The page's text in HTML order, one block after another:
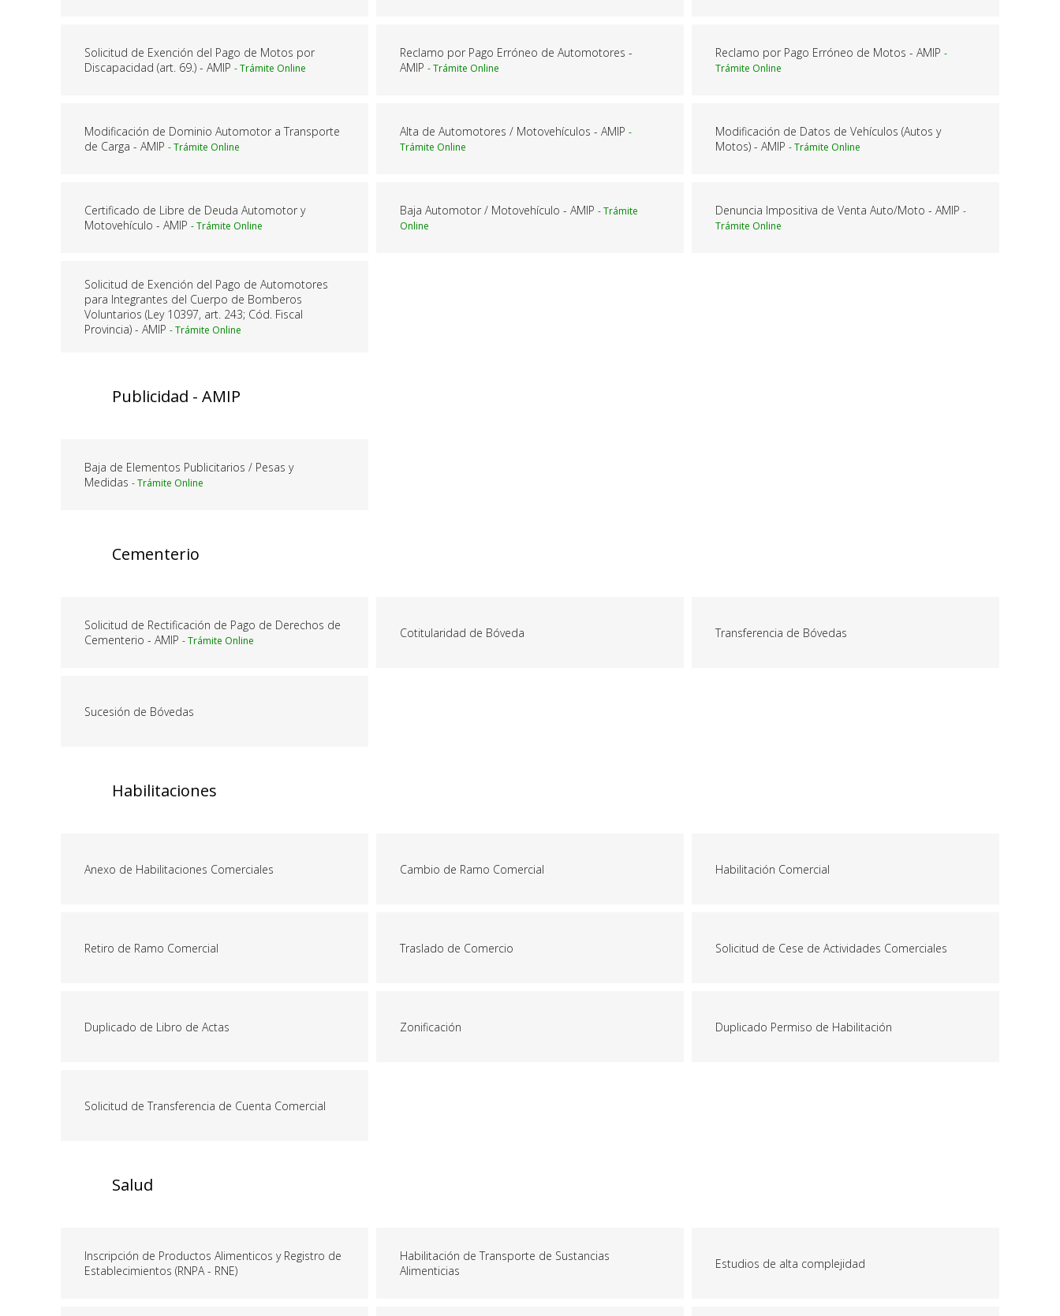
Solicitud de Exención del Pago de Motos por
Discapacidad (art. 69.) - AMIP
Reclamo por Pago Erróneo de Automotores -
AMIP
Reclamo por Pago Erróneo de Motos - AMIP
Modificación de Dominio Automotor a Transporte
de Carga - AMIP
Alta de Automotores / Motovehículos - AMIP
Modificación de Datos de Vehículos (Autos y
Motos) - AMIP
Certificado de Libre de Deuda Automotor y
Motovehículo - AMIP
Baja Automotor / Motovehículo - AMIP Denuncia Impositiva de Venta Auto/Moto - AMIP
Solicitud de Exención del Pago de Automotores
para Integrantes del Cuerpo de Bomberos
Voluntarios (Ley 10397, art. 243; Cód. Fiscal
Provincia) - AMIP
Publicidad - AMIP
Baja de Elementos Publicitarios / Pesas y
Medidas
Cementerio
Solicitud de Rectificación de Pago de Derechos de
Cementerio - AMIP
Cotitularidad de Bóveda Transferencia de Bóvedas
Sucesión de Bóvedas
Habilitaciones
Anexo de Habilitaciones Comerciales Cambio de Ramo Comercial Habilitación Comercial
Retiro de Ramo Comercial Traslado de Comercio Solicitud de Cese de Actividades Comerciales
Duplicado de Libro de Actas Zonificación Duplicado Permiso de Habilitación
Solicitud de Transferencia de Cuenta Comercial
Salud
Inscripción de Productos Alimenticos y Registro de
Establecimientos (RNPA - RNE)
Habilitación de Transporte de Sustancias
Alimenticias
Estudios de alta complejidad